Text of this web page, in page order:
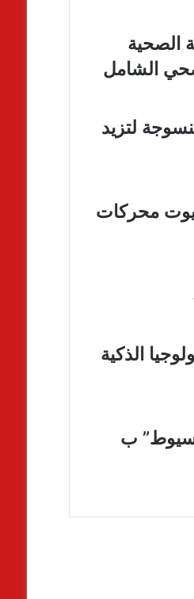
الصحية
الشامل
الغير منسوجة لتزيد
زيوت محركات
الذكية
ب